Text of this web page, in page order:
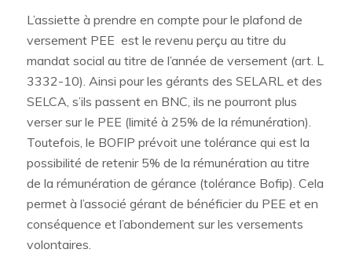
L’assiette à prendre en compte pour le plafond de
versement PEE est le revenu perçu au titre du
mandat social au titre de l’année de versement (art. L
3332-10). Ainsi pour les gérants des SELARL et des
SELCA, s’ils passent en BNC, ils ne pourront plus
verser sur le PEE (limité à 25% de la rémunération).
Toutefois, le BOFIP prévoit une tolérance qui est la
possibilité de retenir 5% de la rémunération au titre
de la rémunération de gérance (tolérance Bofip). Cela
permet à l’associé gérant de bénéficier du PEE et en
conséquence et l’abondement sur les versements
volontaires.